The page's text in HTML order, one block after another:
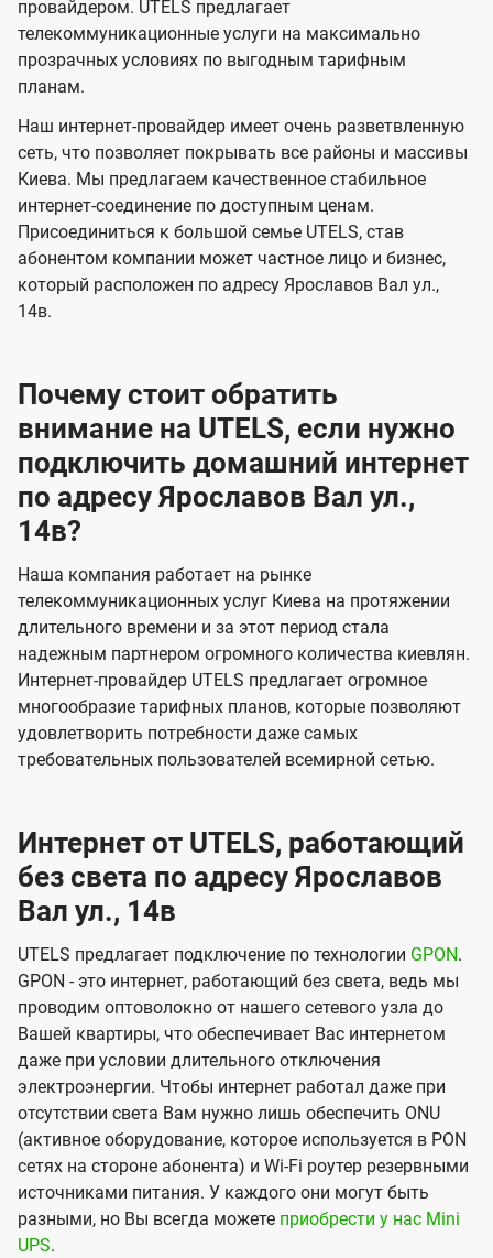
s
и
д
е
н
и
я
д
е
и
я
провайдером. UTELS предлагает
телекоммуникационные услуги на максимально
прозрачных условиях по выгодным тарифным
планам.
Наш интернет-провайдер имеет очень разветвленную
сеть, что позволяет покрывать все районы и массивы
Киева. Мы предлагаем качественное стабильное
интернет-соединение по доступным ценам.
Присоединиться к большой семье UTELS, став
абонентом компании может частное лицо и бизнес,
который расположен по адресу Ярославов Вал ул.,
14в.
Почему стоит обратить
внимание на UTELS, если нужно
подключить домашний интернет
по адресу Ярославов Вал ул.,
14в?
Наша компания работает на рынке
телекоммуникационных услуг Киева на протяжении
длительного времени и за этот период стала
надежным партнером огромного количества киевлян.
Интернет-провайдер UTELS предлагает огромное
многообразие тарифных планов, которые позволяют
удовлетворить потребности даже самых
требовательных пользователей всемирной сетью.
Интернет от UTELS, работающий
без света по адресу Ярославов
Вал ул., 14в
UTELS предлагает подключение по технологии GPON.
GPON - это интернет, работающий без света, ведь мы
проводим оптоволокно от нашего сетевого узла до
Вашей квартиры, что обеспечивает Вас интернетом
даже при условии длительного отключения
электроэнергии. Чтобы интернет работал даже при
отсутствии света Вам нужно лишь обеспечить ONU
(активное оборудование, которое используется в PON
сетях на стороне абонента) и Wi-Fi роутер резервными
источниками питания. У каждого они могут быть
разными, но Вы всегда можете приобрести у нас Mini
UPS.